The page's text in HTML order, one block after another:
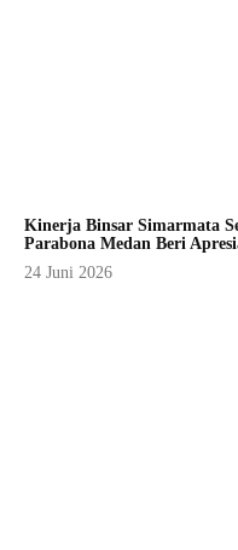
Kinerja Binsar Simarmata
Parabona Medan Beri
24 Juni 2026